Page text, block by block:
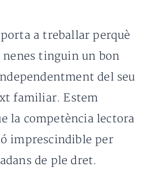
a treballar perquè
tinguin un bon
del seu
familiar. Estem
la competència lectora
imprescindible per
de ple dret.